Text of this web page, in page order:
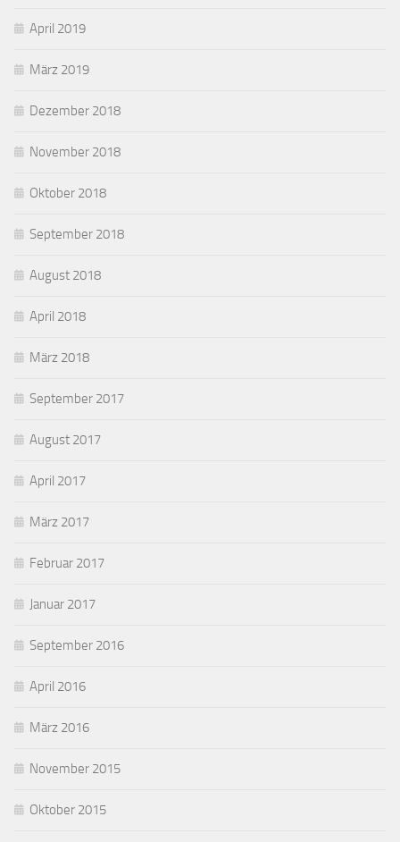
April 2019
März 2019
Dezember 2018
November 2018
Oktober 2018
September 2018
August 2018
April 2018
März 2018
September 2017
August 2017
April 2017
März 2017
Februar 2017
Januar 2017
September 2016
April 2016
März 2016
November 2015
Oktober 2015